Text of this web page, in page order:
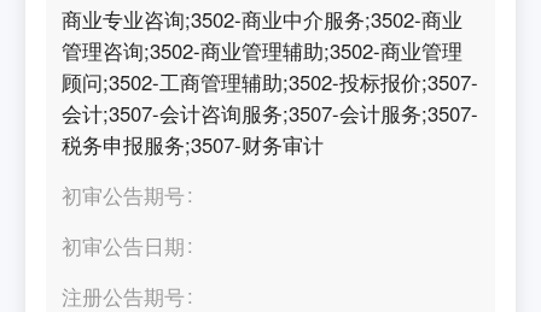
商业专业咨询;3502-商业中介服务;3502-商业
管理咨询;3502-商业管理辅助;3502-商业管理
顾问;3502-工商管理辅助;3502-投标报价;3507-
会计;3507-会计咨询服务;3507-会计服务;3507-
税务申报服务;3507-财务审计
初审公告期号
初审公告日期
注册公告期号